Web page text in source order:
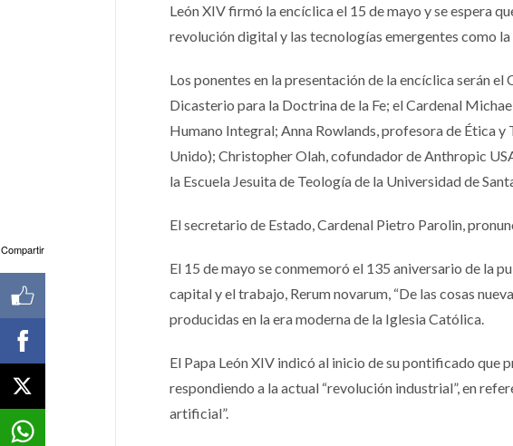
León XIV firmó la encíclica el 15 de mayo y se espera
revolución digital y las tecnologías emergentes como la
Los ponentes en la presentación de la encíclica serán
Dicasterio para la Doctrina de la Fe; el Cardenal
Humano Integral; Anna Rowlands, profesora de Ética
Unido); Christopher Olah, cofundador de Anthropic
la Escuela Jesuita de Teología de la Universidad de
El secretario de Estado, Cardenal Pietro Parolin,
El 15 de mayo se conmemoró el 135 aniversario de la
capital y el trabajo, Rerum novarum, “De las cosas
producidas en la era moderna de la Iglesia Católica.
El Papa León XIV indicó al inicio de su pontificado que
respondiendo a la actual “revolución industrial”, en
artificial”.
Compartir